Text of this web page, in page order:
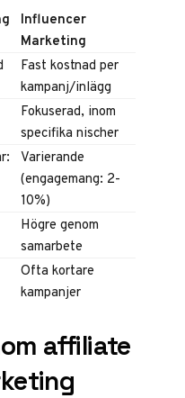
Influencer
Marketing
Fast kostnad per
kampanj/inlägg
Fokuserad, inom
specifika nischer
Varierande
(engagemang: 2-
10%)
Högre genom
samarbete
Ofta kortare
kampanjer
affiliate